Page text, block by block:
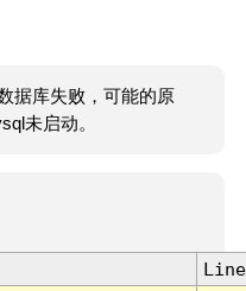
据库失败，可能的原
未启动。
Line